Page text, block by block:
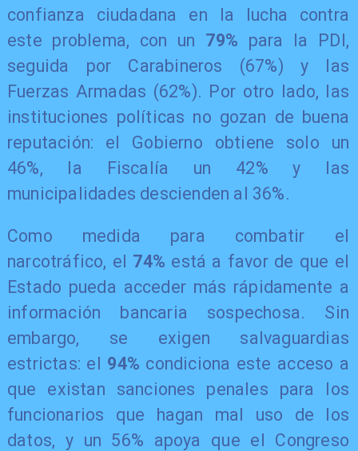
confianza ciudadana en la lucha contra
este problema, con un 79% para la PDI,
seguida por Carabineros (67%) y las
Fuerzas Armadas (62%). Por otro lado, las
instituciones políticas no gozan de buena
reputación: el Gobierno obtiene solo un
46%, la Fiscalía un 42% y las
municipalidades descienden al 36%.
Como medida para combatir el
narcotráfico, el 74% está a favor de que el
Estado pueda acceder más rápidamente a
información bancaria sospechosa. Sin
embargo, se exigen salvaguardias
estrictas: el 94% condiciona este acceso a
que existan sanciones penales para los
funcionarios que hagan mal uso de los
datos, y un 56% apoya que el Congreso